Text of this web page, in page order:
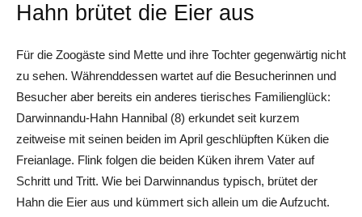
Hahn brütet die Eier aus
Für die Zoogäste sind Mette und ihre Tochter gegenwärtig nicht
zu sehen. Währenddessen wartet auf die Besucherinnen und
Besucher aber bereits ein anderes tierisches Familienglück:
Darwinnandu-Hahn Hannibal (8) erkundet seit kurzem
zeitweise mit seinen beiden im April geschlüpften Küken die
Freianlage. Flink folgen die beiden Küken ihrem Vater auf
Schritt und Tritt. Wie bei Darwinnandus typisch, brütet der
Hahn die Eier aus und kümmert sich allein um die Aufzucht.